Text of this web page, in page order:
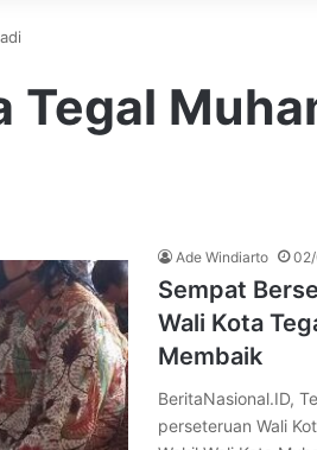
Tegal
Ade Windiarto
Sempat
Wali Kota
Membaik
BeritaNasional.ID,
perseteruan Wali